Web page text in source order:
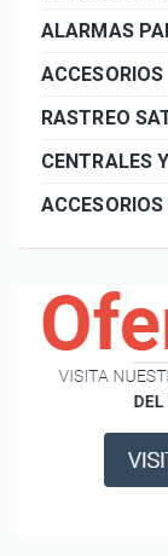
ALARMAS
ACCESORIOS
RASTREO
CENTRALES